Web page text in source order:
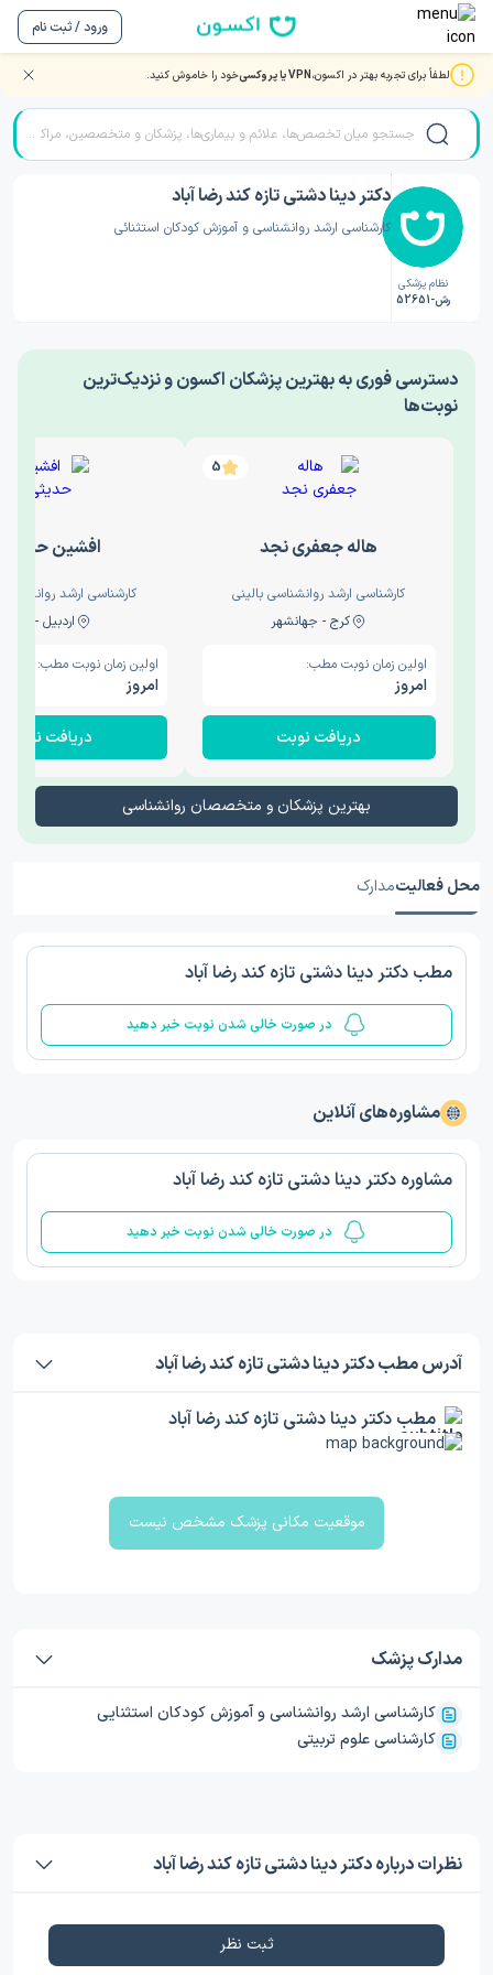
ورود / ثبت نام
لطفاً برای تجربه بهتر در اکسون،VPN یا پروکسی خود را خاموش کنید. صفحه اصلی/دکتر روانشناسی/دکتر دینا دشتی تازه کند رضا آباد
نظام پزشکی
رش-52651
دکتر دینا دشتی تازه کند رضا آباد
کارشناسی ارشد روانشناسی و آموزش کودکان استثنائی
‎دسترسی فوری به بهترین پزشکان اکسون و نزدیک‌ترین
نوبت‌ها
5
هاله جعفری نجد
کارشناسی ارشد روانشناسی بالینی
کرج - جهانشهر
اولین زمان نوبت مطب:
امروز
دریافت نوبت
افشین
کارشناسی ارشد
اردبیل - والی
اولین زمان نوبت مطب:
امروز
دریافت نوبت
بهترین پزشکان و متخصصان روانشناسی
محل فعالیتمدارک
مطب دکتر دینا دشتی تازه کند رضا آباد
در صورت خالی شدن نوبت خبر دهید
مشاوره‌های آنلاین
مشاوره دکتر دینا دشتی تازه کند رضا آباد
در صورت خالی شدن نوبت خبر دهید
آدرس مطب دکتر دینا دشتی تازه کند رضا آباد
مطب دکتر دینا دشتی تازه کند رضا آباد
موقعیت مکانی پزشک مشخص نیست
مدارک پزشک
کارشناسی ارشد روانشناسی و آموزش کودکان استثنایی
کارشناسی علوم‌ تربیتی
نظرات درباره دکتر دینا دشتی تازه کند رضا آباد
ثبت نظر